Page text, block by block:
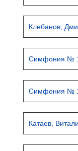
Клебанов,
Симфония №
Симфония №
Катаев,